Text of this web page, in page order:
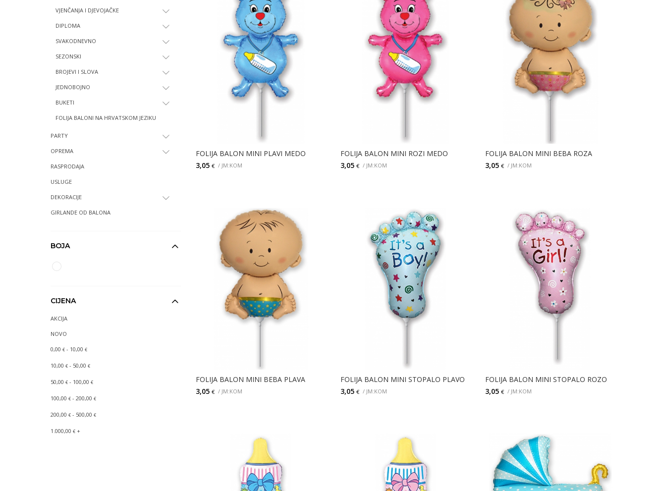
VJENČANJA I DJEVOJAČKE
DIPLOMA
SVAKODNEVNO
SEZONSKI
BROJEVI I SLOVA
JEDNOBOJNO
BUKETI
FOLIJA BALONI NA HRVATSKOM JEZIKU
PARTY
OPREMA
RASPRODAJA
USLUGE
DEKORACIJE
GIRLANDE OD BALONA
BOJA
CIJENA
AKCIJA
NOVO
0,00 € - 10,00 €
10,00 € - 50,00 €
50,00 € - 100,00 €
100,00 € - 200,00 €
200,00 € - 500,00 €
1.000,00 € +
FOLIJA BALON MINI PLAVI MEDO
3,05 € / JM:KOM
FOLIJA BALON MINI ROZI MEDO
3,05 € / JM:KOM
FOLIJA BALON MINI BEBA ROZA
3,05€ / JM:KOM
FOLIJA BALON MINI BEBA PLAVA
3,05 € / JM:KOM
FOLIJA BALON MINI STOPALO PLAVO
3,05 € / JM:KOM
FOLIJA BALON MINI STOPALO ROZO
3,05€ / JM:KOM